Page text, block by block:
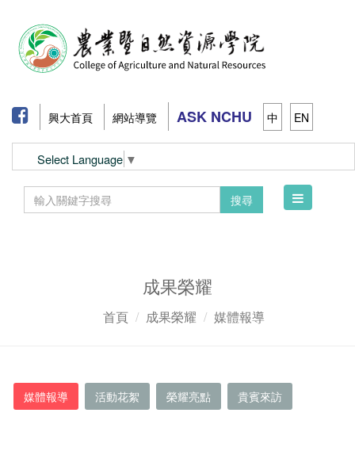
興大首頁 網站導覽 ASK NCHU 中 EN
Select Language ▼
搜尋
Toggle
成果榮耀
首頁 成果榮耀 媒體報導
媒體報導 活動花絮 榮耀亮點 貴賓來訪